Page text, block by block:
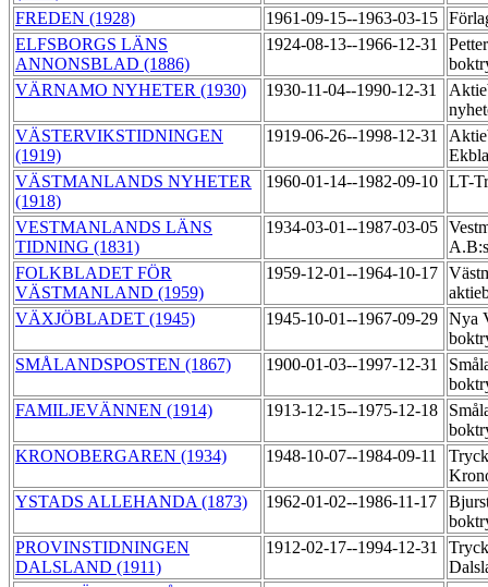
FREDEN (1928)
1961-09-15--1963-03-15
ELFSBORGS LÄNS
ANNONSBLAD (1886)
1924-08-13--1966-12-31
VÄRNAMO NYHETER (1930)
1930-11-04--1990-12-31
VÄSTERVIKSTIDNINGEN
(1919)
1919-06-26--1998-12-31
VÄSTMANLANDS NYHETER
(1918)
1960-01-14--1982-09-10 LT-
VESTMANLANDS LÄNS
TIDNING (1831)
1934-03-01--1987-03-05
FOLKBLADET FÖR
VÄSTMANLAND (1959)
1959-12-01--1964-10-17
VÄXJÖBLADET (1945)
1945-10-01--1967-09-29 Nya
SMÅLANDSPOSTEN (1867)
1900-01-03--1997-12-31
FAMILJEVÄNNEN (1914)
1913-12-15--1975-12-18
KRONOBERGAREN (1934)
1948-10-07--1984-09-11
YSTADS ALLEHANDA (1873)
1962-01-02--1986-11-17
PROVINSTIDNINGEN
DALSLAND (1911)
1912-02-17--1994-12-31